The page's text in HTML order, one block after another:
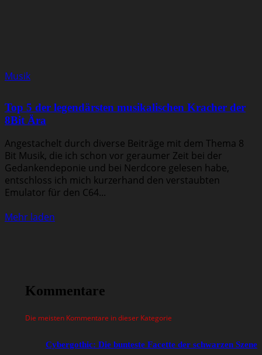
Musik
Top 5 der legendärsten musikalischen Kracher der
8Bit Ära
Angestachelt durch diverse Beiträge mit dem Thema 8
Bit Musik, die ich schon vor geraumer Zeit bei der
Gedankendeponie und bei Nerdcore gelesen habe,
entschloss ich mich kurzerhand den verstaubten
Emulator für den C64...
Mehr laden
Kommentare
Die meisten Kommentare in dieser Kategorie
Cybergothic: Die bunteste Facette der schwarzen Szene